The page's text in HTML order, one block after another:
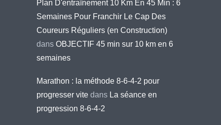
Plan D'entraînement 10 Km En 45 Min : 6
Semaines Pour Franchir Le Cap Des
Coureurs Réguliers (en Construction)
dans OBJECTIF 45 min sur 10 km en 6
semaines
Marathon : la méthode 8-6-4-2 pour
progresser vite dans La séance en
progression 8-6-4-2